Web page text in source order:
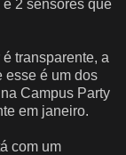
2 sensores que
transparente, a
esse é um dos
Campus Party
em janeiro.
com um